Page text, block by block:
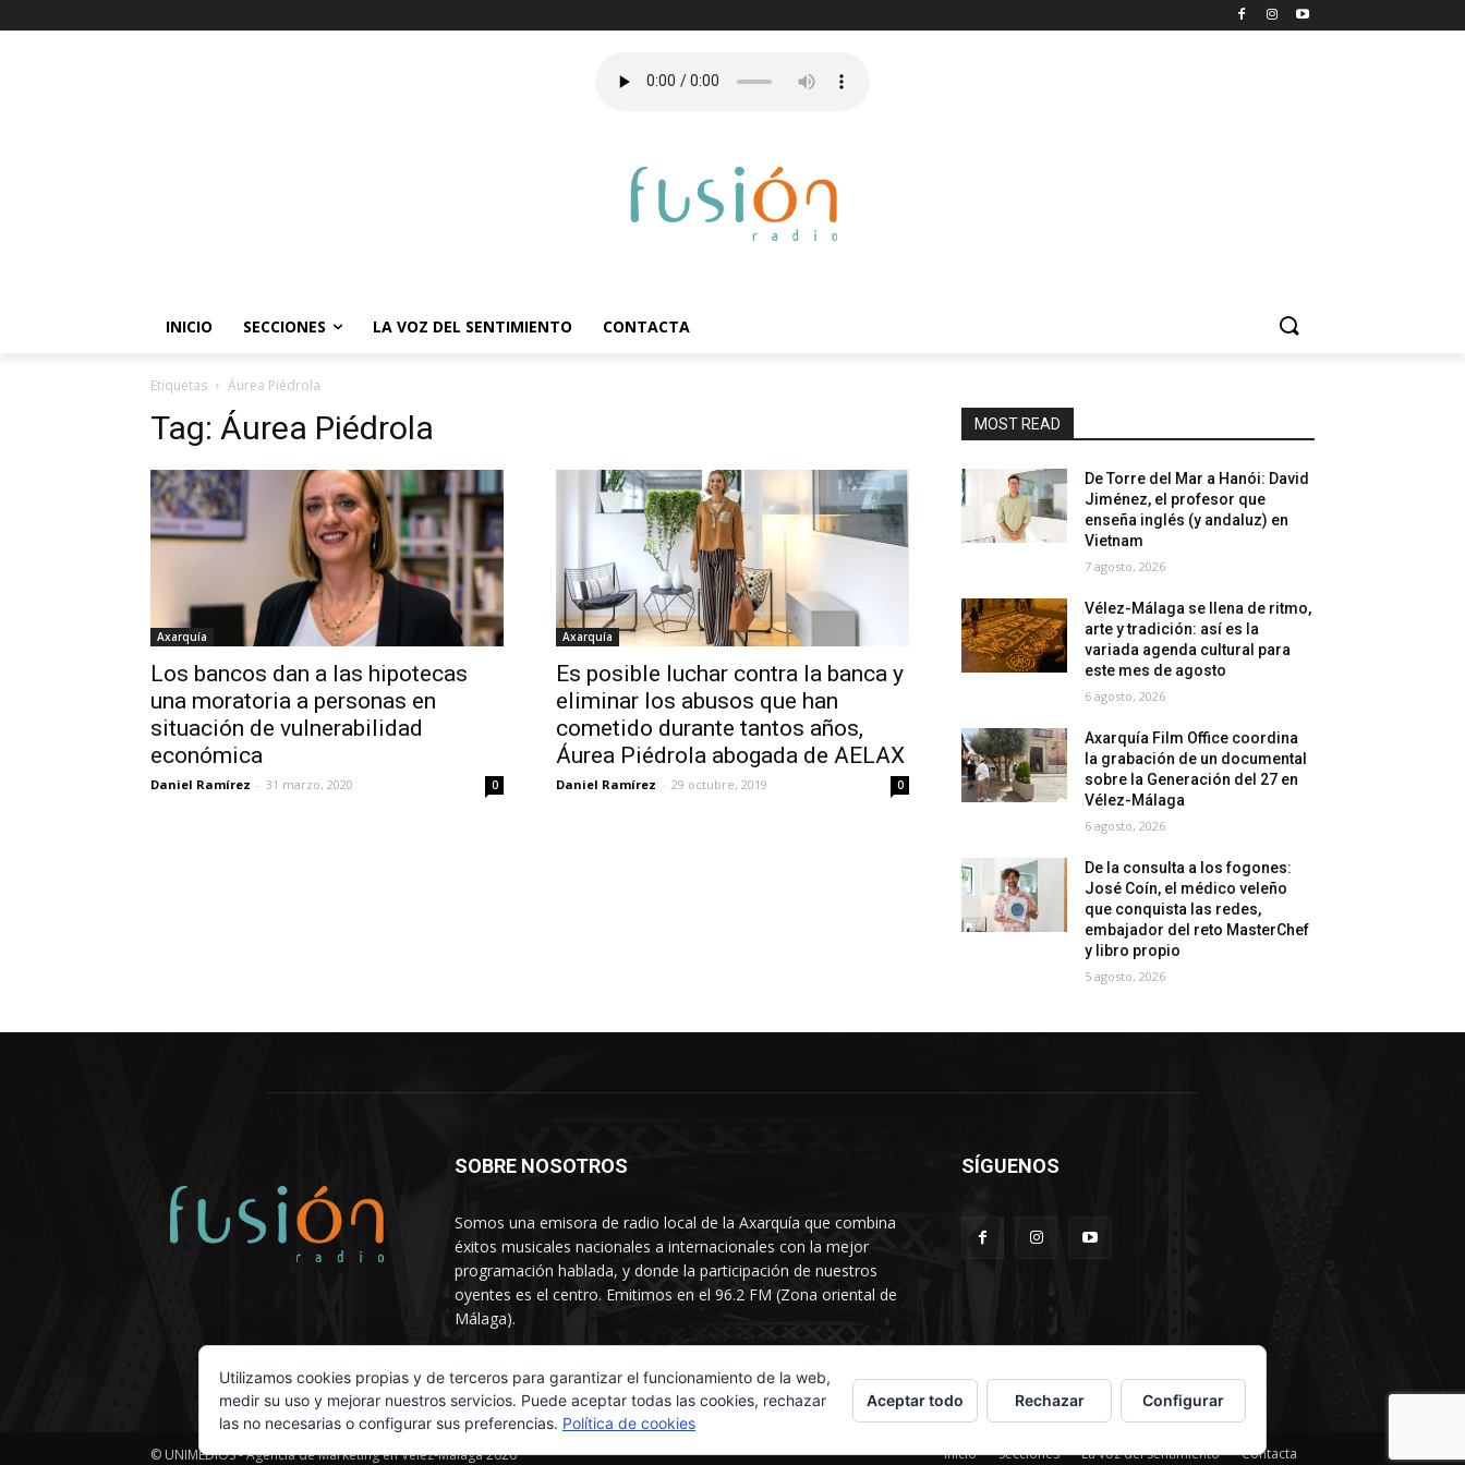
INICIO SECCIONES LA VOZ DEL SENTIMIENTO CONTACTA
Etiquetas Áurea Piédrola
Tag: Áurea Piédrola
Axarquía
Los bancos dan a las hipotecas
una moratoria a personas en
situación de vulnerabilidad
económica
Daniel Ramírez - 31 marzo, 2020 0
Axarquía
Es posible luchar contra la banca y
eliminar los abusos que han
cometido durante tantos años,
Áurea Piédrola abogada de AELAX
Daniel Ramírez - 29 octubre, 2019 0
MOST READ
De Torre del Mar a Hanói: David
Jiménez, el profesor que
enseña inglés (y andaluz) en
Vietnam
7 agosto, 2026
Vélez-Málaga se llena de ritmo,
arte y tradición: así es la
variada agenda cultural para
este mes de agosto
6 agosto, 2026
Axarquía Film Office coordina
la grabación de un documental
sobre la Generación del 27 en
Vélez-Málaga
6 agosto, 2026
De la consulta a los fogones:
José Coín, el médico veleño
que conquista las redes,
embajador del reto MasterChef
y libro propio
5 agosto, 2026
SOBRE NOSOTROS
Somos una emisora de radio local de la Axarquía que combina
éxitos musicales nacionales a internacionales con la mejor
programación hablada, y donde la participación de nuestros
oyentes es el centro. Emitimos en el 96.2 FM (Zona oriental de
Málaga).
SÍGUENOS
© UNIMEDIOS - Agencia de Marketing en Vélez-Málaga 2026 Inicio Secciones La voz del sentimiento Contacta
Utilizamos cookies propias y de terceros para garantizar el funcionamiento de la web,
medir su uso y mejorar nuestros servicios. Puede aceptar todas las cookies, rechazar
las no necesarias o configurar sus preferencias. Política de cookies
Aceptar todo Rechazar Configurar